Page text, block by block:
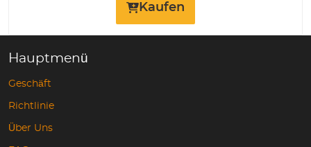
Kaufen
Hauptmenü
Geschäft
Richtlinie
Über Uns